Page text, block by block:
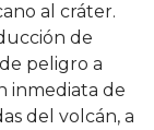
al cráter.
de
peligro a
inmediata de
del volcán, a